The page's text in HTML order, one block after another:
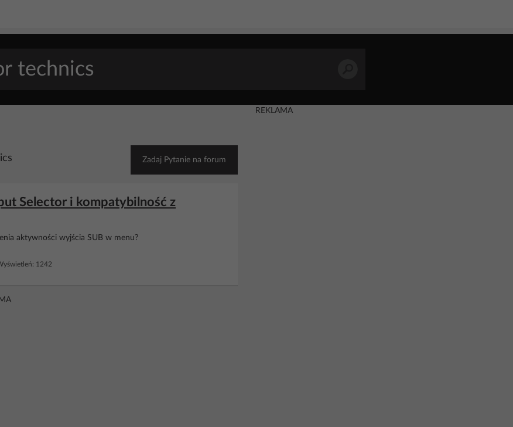
Zadaj Pytanie na forum
Selector i kompatybilność z
aktywności wyjścia SUB w menu?
1242
REKLAMA